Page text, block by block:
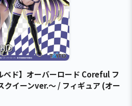
ベド】オーバーロード Coreful フ
クイーンver.～ / フィギュア (オー